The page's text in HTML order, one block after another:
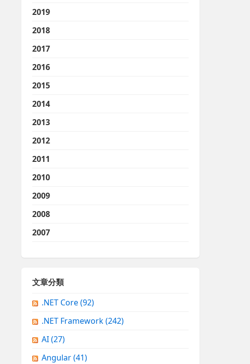
2019
2018
2017
2016
2015
2014
2013
2012
2011
2010
2009
2008
2007
文章分類
.NET Core(92)
.NET Framework(242)
AI(27)
Angular(41)